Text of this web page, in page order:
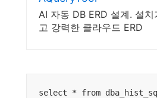
AI 자동 DB ERD 설계. 설
고 강력한 클라우드 ERD
select * from